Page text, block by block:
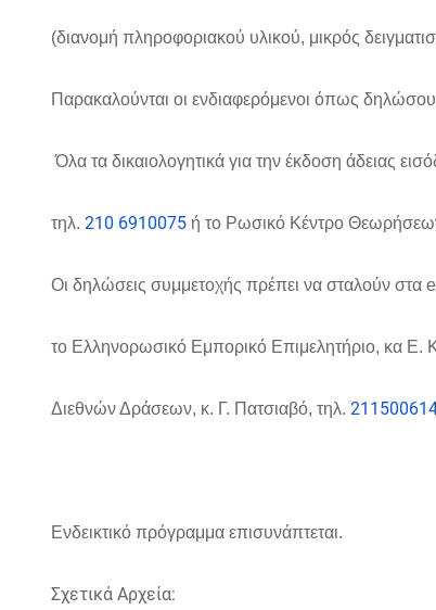
(διανομή πληροφοριακού υλικού, μικρός
Παρακαλούνται οι ενδιαφερόμενοι όπως
Όλα τα δικαιολογητικά για την έκδοση άδειας
τηλ. 210 6910075 ή το Ρωσικό Κέντρο
Οι δηλώσεις συμμετοχής πρέπει να σταλούν στα e
το Ελληνορωσικό Εμπορικό Επιμελητήριο, κα Ε.
Διεθνών Δράσεων, κ. Γ. Πατσιαβό, τηλ.
Ενδεικτικό πρόγραμμα επισυνάπτεται.
Σχετικά Αρχεία: